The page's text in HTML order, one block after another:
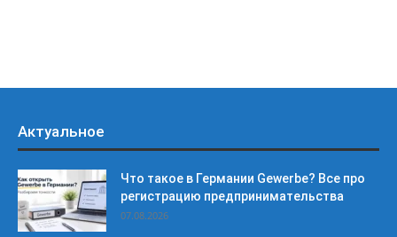
Актуальное
Что такое в Германии Gewerbe? Все про
регистрацию предпринимательства
07.08.2026